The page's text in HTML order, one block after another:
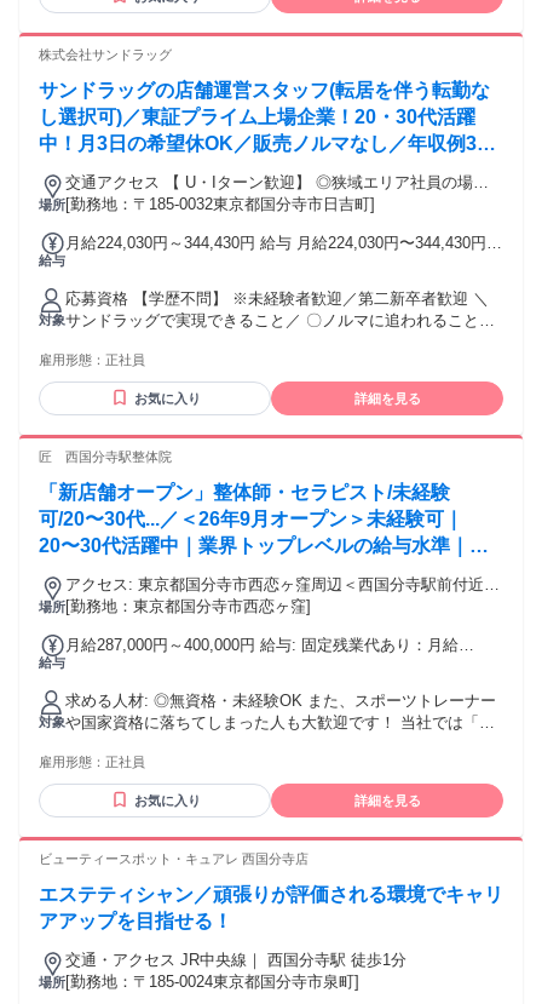
方に向いています】 ・スポーツや運動が好きな方 ・身体を動
立つ仕事がしたい方 ・健康や身体の仕組みに興味がある方 ・
を両立したい方 ・趣味や自分の時間を大切にしたい方 ・資格
取得や勉強と仕事を両立したい方 ・ワークライフバランスを
重視したい方 【歓迎する経験】 ・スポーツトレーナー経験
・パーソナルトレーナー経験 ・フィットネスジム勤務経験 ・
整体、接骨院、リラクゼーション、セラピストなどの経験 ・
スポーツインストラクター経験 ・部活動などでスポーツに打
株式会社サンドラッグ
サンドラッグの店舗運営スタッフ(転居を伴う転勤な
し選択可)／東証プライム上場企業！20・30代活躍
中！月3日の希望休OK／販売ノルマなし／年収例32
歳SV816万円／販促企画～商品管理など店舗運営が
メインの仕事
場所
交通アクセス 【 U・Iターン歓迎】 ◎狭域エリア社員の場合
は 転居を伴う転勤はありません。 ◎マイカー通勤OK
[勤務地：〒185-0032東京都国分寺市日吉町]
給与
月給224,030円～344,430円 給与 月給224,030円〜344,430円
エリア社員（規定エリア内転勤）：22万4030円～32万4430円
狭域エリア社員（転居を伴う異動なし）：22万4030円～32万
4430円 ※ナショナル社員・広域エリア社員は転居を伴う転勤
中、転勤手当を別途支給 エリア内転勤時：7000円～2万3000
対象
応募資格 【学歴不問】 ※未経験者歓迎／第二新卒者歓迎 ＼
サンドラッグで実現できること／ 〇ノルマに追われることな
同時に 身に付けられる。 〇登録販売者の資格を取得できる。
└業務時間中に 資格や業務の勉強ができます。 〇店長などポ
ストアップが可能。 └長期に亘り、成長を支援します。 〇町
雇用形態： 正社員
お気に入り 詳細を見る
匠 西国分寺駅整体院
「新店舗オープン」整体師・セラピスト/未経験
可/20〜30代...／＜26年9月オープン＞未経験可｜
20〜30代活躍中｜業界トップレベルの給与水準｜初
回ボーナス80万円・賞与500万円の支給実績あり
場所
アクセス: 東京都国分寺市西恋ヶ窪周辺＜西国分寺駅前付近に
オープン予定＞
[勤務地：東京都国分寺市西恋ヶ窪]
給与
月給287,000円～400,000円 給与: 固定残業代あり：月給
￥57,900（36時間相当分）を含む。36時間を超える残業代は
追加で支給する。 ▼週休1.5日制、週休2日制を選んでいただ
けます ①週1.5日制 月給：287,000円〜400,000円 ※研修期間
6ヶ月は278,000円〜400,000円(月給) ②週休2日制 月給：
350,000円(月給) 毎月のインセンティブ制度あり 賞与：年2回
（年間実績：平均200万円以上） 昇給：年1回 ※直近の冬の賞
与で500万円支給の実績あり ※入社後初のボーナスで80万円
の支給実績あり ＜年収実績＞ 1年目 500万円 2年目 700万
円 3年目 800〜1,000万円 5年目 1,500万円 「前職給与保証
制度」あり 上記制度では、あなたのスキルをテストさせて頂
き、 基準をクリアした場合には前職と同じ給与を最低保証し
ます。 現在勤務している会社で管理職や幹部クラスとして活
躍され、 当社で即戦力となる方が対象です。 ご家族やご自身
の生活を安心して転職して頂けるようこちらの制度を設けて
対象
求める人材: ◎無資格・未経験OK また、スポーツトレーナー
や国家資格に落ちてしまった人も大歓迎です！ 当社では「あ
きます。 ▶︎こんな方におすすめのお仕事 ・人の役に立ちた
い、人を笑顔にしたい方！ ・未経験だけど新しいことに挑戦
してみたい方 ・人としても成長できる環境で働きたい方 ・仕
てほしい！認められたい！という方 ・収入面で周囲と差をつ
りたい方も歓迎！ ・他とは違う技術を身につけたい方！ ・根
本改善できる技術を身に付けたい方 ・常に挑戦し続けられる
ピッタリ ・自分のキャリアを急成長させていきたい方 ・院
長、マネージャーなど管理職に興味がある ・集客や会社の運
雇用形態： 正社員
お気に入り 詳細を見る
ビューティースポット・キュアレ 西国分寺店
エステティシャン／頑張りが評価される環境でキャリ
アアップを目指せる！
場所
交通・アクセス JR中央線｜ 西国分寺駅 徒歩1分
[勤務地：〒185-0024東京都国分寺市泉町]